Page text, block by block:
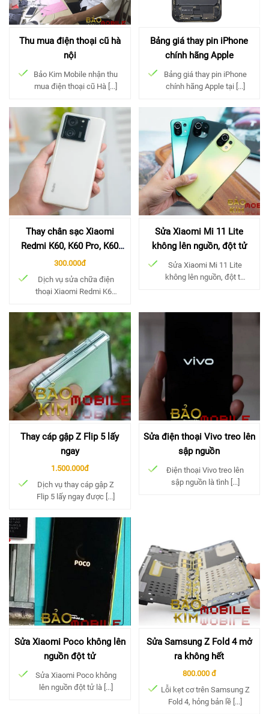
Thu mua điện thoại cũ hà
nội
Bảo Kim Mobile nhận thu
mua điện thoại cũ Hà [...]
Bảng giá thay pin iPhone
chính hãng Apple
Bảng giá thay pin iPhone
chính hãng Apple tại [...]
Thay chân sạc Xiaomi
Redmi K60, K60 Pro, K60
Ultra, K60 Gaming
300.000đ
Dịch vụ sửa chữa điện
thoại Xiaomi Redmi K60
Sửa Xiaomi Mi 11 Lite
không lên nguồn, đột tử
Sửa Xiaomi Mi 11 Lite
không lên nguồn, đột tử
Thay cáp gập Z Flip 5 lấy
ngay
1.500.000đ
Dịch vụ thay cáp gập Z
Flip 5 lấy ngay được [...]
Sửa điện thoại Vivo treo lên
sập nguồn
Điện thoại Vivo treo lên
sập nguồn là tình [...]
Sửa Xiaomi Poco không lên
nguồn đột tử
Sửa Xiaomi Poco không
lên nguồn đột tử là [...]
Sửa Samsung Z Fold 4 mở
ra không hết
800.000 đ
Lỗi kẹt cơ trên Samsung Z
Fold 4, hỏng bản lề [...]